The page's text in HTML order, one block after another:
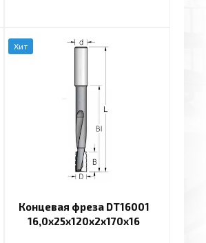
Хит
Концевая фреза DT16001
16,0x25x120x2x170x16